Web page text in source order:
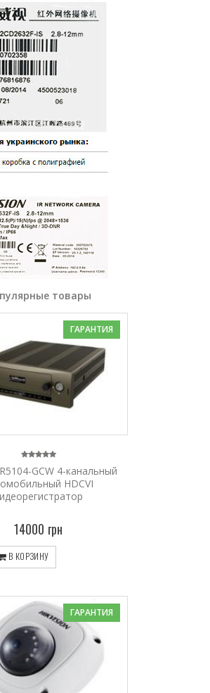
товары
ГАРАНТИЯ
GCW 4-канальный
HDCVI
14000 грн
В КОРЗИНУ
ГАРАНТИЯ